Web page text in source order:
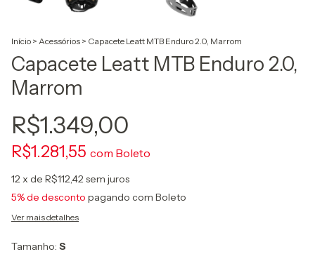
Início > Acessórios > Capacete Leatt MTB Enduro 2.0, Marrom
Capacete Leatt MTB Enduro 2.0,
Marrom
R$1.349,00
R$1.281,55 com Boleto
12x de R$112,42sem juros
5% de desconto pagando com Boleto
Ver mais detalhes
Tamanho: S